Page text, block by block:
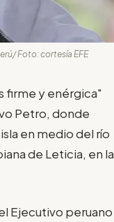
Foto: cortesía EFE
firme y enérgica"
Petro, donde
en medio del río
de Leticia, en la
Ejecutivo peruano